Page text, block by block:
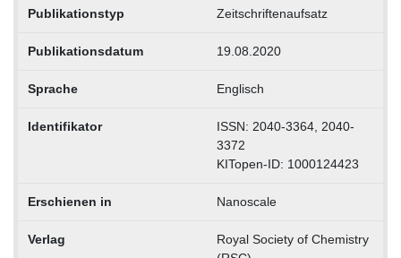
Publikationstyp Zeitschriftenaufsatz
Publikationsdatum 19.08.2020
Sprache Englisch
Identifikator
ISSN: 2040-3364, 2040-
3372
KITopen-ID: 1000124423
Erschienen in Nanoscale
Verlag
Royal Society of Chemistry